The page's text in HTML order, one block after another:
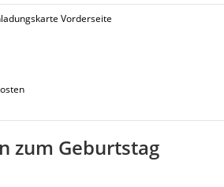
zum Geburtstag